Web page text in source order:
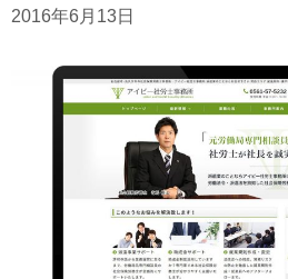
2016年6月13日